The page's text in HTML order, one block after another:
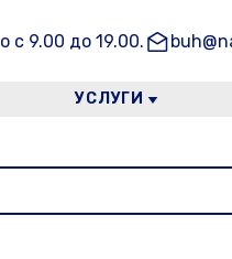
с 9.00 до 19.00.
УСЛУГИ